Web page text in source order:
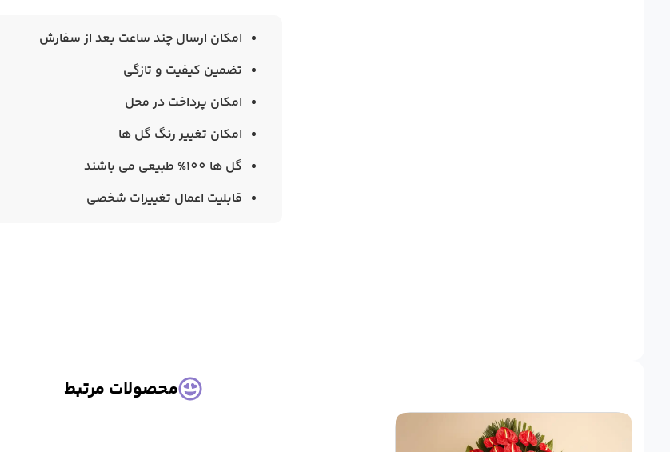
امکان ارسال چند ساعت بعد از سفارش
تضمین کیفیت و تازگی
امکان پرداخت در محل
امکان تغییر رنگ گل ها
گل ها 100% طبیعی می باشند
قابلیت اعمال تغییرات شخصی
محصولات مرتبط